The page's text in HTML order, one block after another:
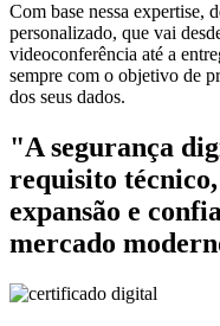
Com base nessa expertise,
personalizado, que vai
videoconferência até a
sempre com o objetivo de
dos seus dados.
"A segurança
requisito
expansão e
mercado